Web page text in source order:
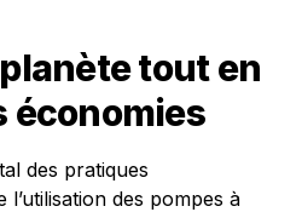
tout en
économies
des pratiques
des pompes à